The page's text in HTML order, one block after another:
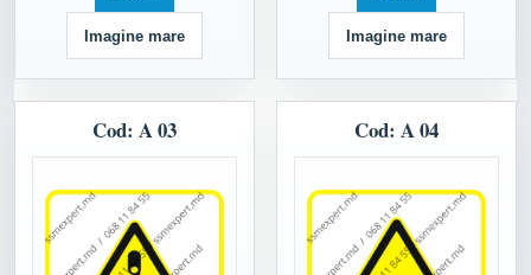
Imagine mare Imagine mare
Cod: A 03 Cod: A 04